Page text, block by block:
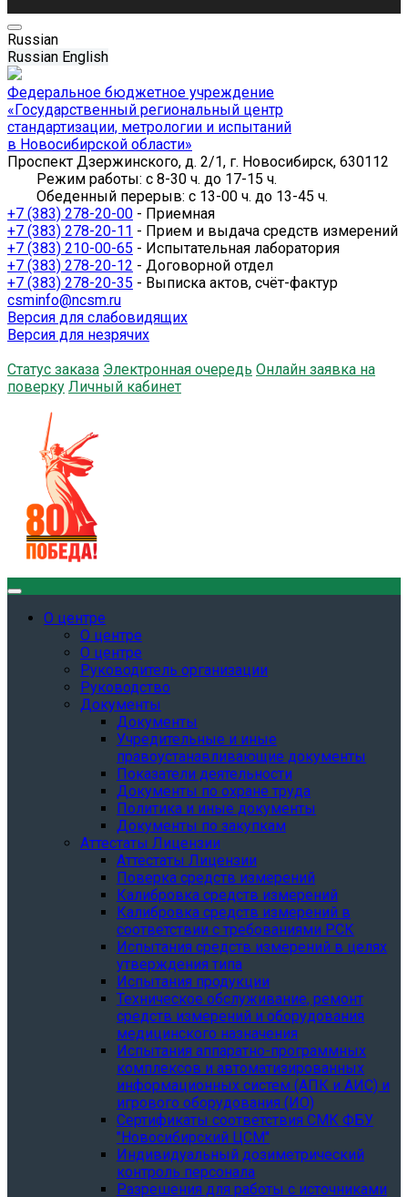
Russian
Russian English
Федеральное бюджетное учреждение
«Государственный региональный центр
стандартизации, метрологии и испытаний
в Новосибирской области»
Проспект Дзержинского, д. 2/1, г. Новосибирск, 630112
Режим работы: с 8-30 ч. до 17-15 ч.
Обеденный перерыв: с 13-00 ч. до 13-45 ч.
+7 (383) 278-20-00 - Приемная
+7 (383) 278-20-11 - Прием и выдача средств измерений
+7 (383) 210-00-65 - Испытательная лаборатория
+7 (383) 278-20-12 - Договорной отдел
+7 (383) 278-20-35 - Выписка актов, счёт-фактур
csminfo@ncsm.ru
Версия для слабовидящих
Версия для незрячих
Статус заказа Электронная очередь Онлайн заявка на
поверку Личный кабинет
О центре
О центре
О центре
Руководитель организации
Руководство
Документы
Документы
Учредительные и иные
правоустанавливающие документы
Показатели деятельности
Документы по охране труда
Политика и иные документы
Документы по закупкам
Аттестаты Лицензии
Аттестаты Лицензии
Поверка средств измерений
Калибровка средств измерений
Калибровка средств измерений в
соответствии с требованиями РСК
Испытания средств измерений в целях
утверждения типа
Испытания продукции
Техническое обслуживание, ремонт
средств измерений и оборудования
медицинского назначения
Испытания аппаратно-программных
комплексов и автоматизированных
информационных систем (АПК и АИС) и
игрового оборудования (ИО)
Сертификаты соответствия СМК ФБУ
"Новосибирский ЦСМ"
Индивидуальный дозиметрический
контроль персонала
Разрешения для работы с источниками